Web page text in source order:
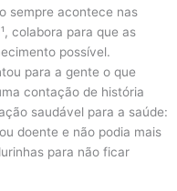
sempre acontece nas
colabora para que as
possível.
para a gente o que
contação de história
saudável para a saúde:
doente e não podia mais
para não ficar